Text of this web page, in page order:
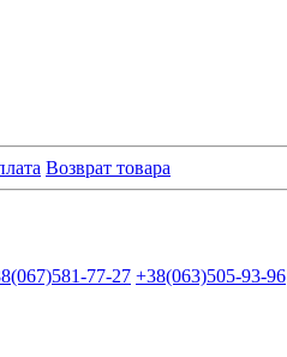
Возврат товара
77-27 +38(063)505-93-96